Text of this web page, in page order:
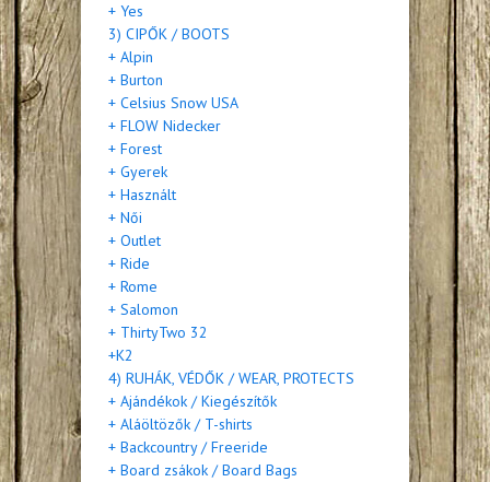
+ Yes
3) CIPŐK / BOOTS
+ Alpin
+ Burton
+ Celsius Snow USA
+ FLOW Nidecker
+ Forest
+ Gyerek
+ Használt
+ Női
+ Outlet
+ Ride
+ Rome
+ Salomon
+ ThirtyTwo 32
+K2
4) RUHÁK, VÉDŐK / WEAR, PROTECTS
+ Ajándékok / Kiegészítők
+ Aláöltözők / T-shirts
+ Backcountry / Freeride
+ Board zsákok / Board Bags